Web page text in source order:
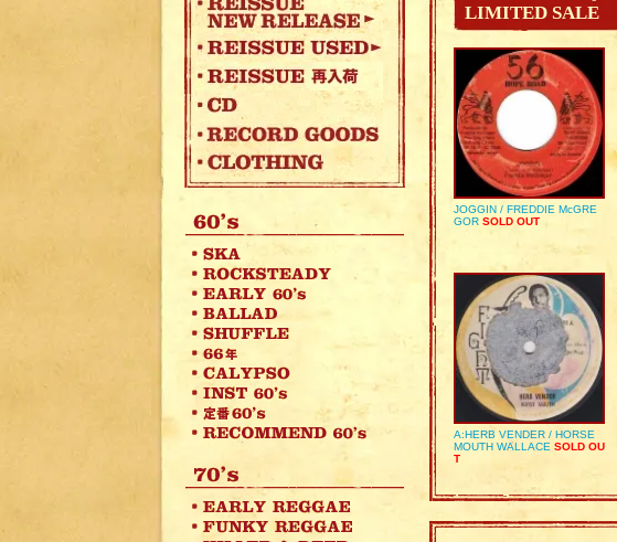
LIMITED SALE
JOGGIN / FREDDIE McGRE
GOR SOLD OUT
A:HERB VENDER / HORSE
MOUTH WALLACE SOLD OU
T